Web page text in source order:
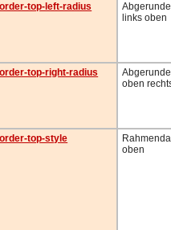
top-left-radius
links oben
top-right-radius
oben
top-style
oben